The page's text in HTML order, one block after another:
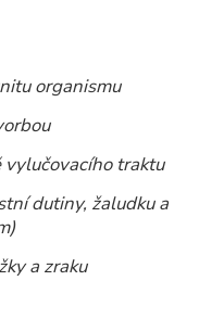
organismu
vylučovacího traktu
dutiny, žaludku a
a zraku